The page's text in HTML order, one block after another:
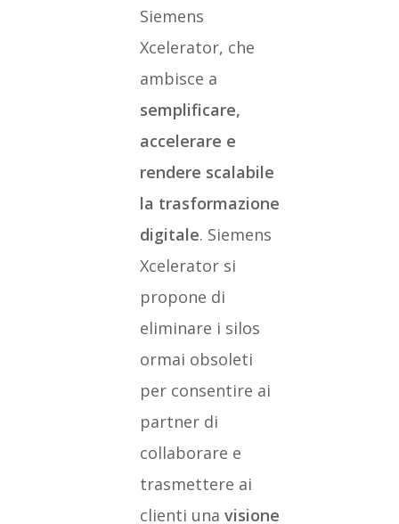
Siemens
Xcelerator, che
ambisce a
semplificare,
accelerare e
rendere scalabile
la trasformazione
digitale. Siemens
Xcelerator si
propone di
eliminare i silos
ormai obsoleti
per consentire ai
partner di
collaborare e
trasmettere ai
clienti unavisione